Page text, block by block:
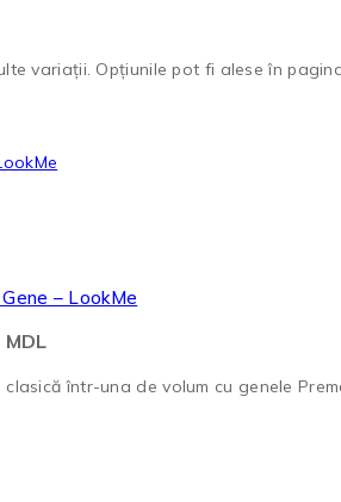
variații. Opțiunile pot fi alese în
– LookMe
într-una de volum cu genele